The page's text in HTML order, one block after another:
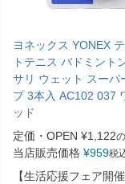
ヨネックス YONEX
トテニス バドミント
サリ ウェット スーパ
プ 3本入 AC102 037
ッド
定価・OPEN ¥1,122
当店販売価格 ¥959税
【生活応援フェア開催